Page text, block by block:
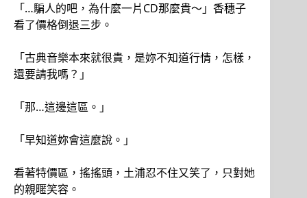
「…騙人的吧，為什麼一片CD那麼貴～」香穗子
看了價格倒退三步。
「古典音樂本來就很貴，是妳不知道行情，怎樣，
還要請我嗎？」
「那…這邊這區。」
「早知道妳會這麼說。」
看著特價區，搖搖頭，土浦忍不住又笑了，只對她
的親暱笑容。